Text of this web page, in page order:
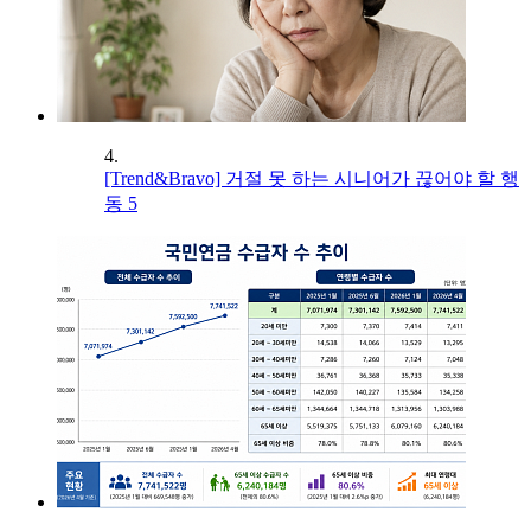
4.
[Trend&Bravo] 거절 못 하는 시니어가 끊어야 할 행
동 5